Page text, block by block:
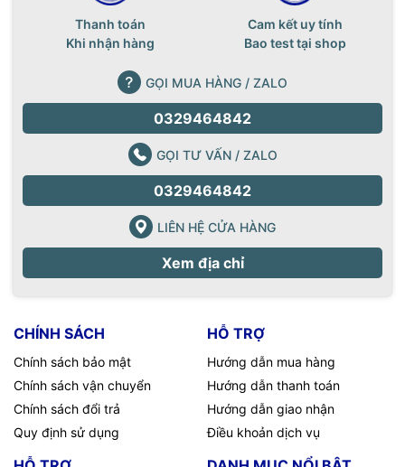
Thanh toán
Khi nhận hàng
Cam kết uy tính
Bao test tại shop
GỌI MUA HÀNG / ZALO
0329464842
GỌI TƯ VẤN / ZALO
0329464842
LIÊN HỆ CỬA HÀNG
Xem địa chỉ
CHÍNH SÁCH
Chính sách bảo mật
Chính sách vận chuyển
Chính sách đổi trả
Quy định sử dụng
HỖ TRỢ
Hướng dẫn mua hàng
Hướng dẫn thanh toán
Hướng dẫn giao nhận
Điều khoản dịch vụ